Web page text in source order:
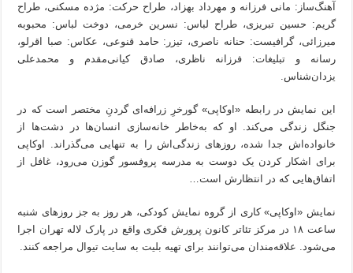
آهنگ‌ساز: مانی فرزانه و مهرداد بهزاد، طراح حرکت: مژده مسکنی، طراح
گریم: حسین تبریزی، طراح لباس: نسرین خرمی، دوخت لباس: محبوبه
میرزائی، گرافیست: حنانه ناصری، تیزر: حامد قنوعی، عکاس: صبا اقرلو،
رسانه و تبلیغات: فرزانه ناظری، صادق کیانی‌مقدم و محمدعلی
یزدان‌شناس.
این نمایش در رابطه «اوکاپی» گورخرِ زرافه‌ای گردنِ مختصر است که در
جنگل‌ زندگی می‌کند. او که به‌خاطر خانه‌سازی انسان‌ها در دشت‌ها از
خانواده‌اش جدا شده، روزهای زندگی‌اش را به تنهایی می‌گذراند. اوکاپی
برای اشکار کردن یک دوست به مدرسه پروفسور گوزن می‌رود، غافل از
اتفاق‌هایی که در انتظارش است…
نمایش «اوکاپی» کاری از گروه نمایش کودکی، هر روز به جز روزهای شنبه
ساعت ۱۸ در مرکز تئاتر کانون پرورش فکری واقع در پارک لاله تهران اجرا
می‌شود. علاقه‌مندان می‌توانند برای تهیه بلیت به سایت تیوال مراجعه کنند.